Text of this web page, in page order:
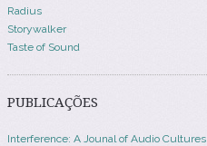
Radius
Storywalker
Taste of Sound
PUBLICAÇÕES
Interference: A Jounal of Audio Cultures